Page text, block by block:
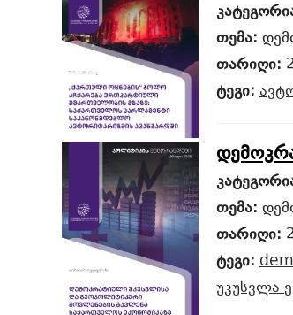
თემა:
თარიღი:
ტეგი:
თემა:
თარიღი:
ტეგი:
უკუსვლა